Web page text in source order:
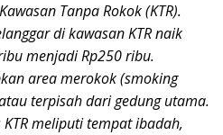
Tanpa Rokok (KTR).
di kawasan KTR naik
menjadi Rp250 ribu.
area merokok (smoking
terpisah dari gedung utama.
meliputi tempat ibadah,